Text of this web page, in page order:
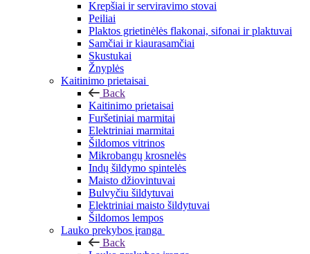
Krepšiai ir serviravimo stovai
Peiliai
Plaktos grietinėlės flakonai, sifonai ir plaktuvai
Samčiai ir kiaurasamčiai
Skustukai
Žnyplės
Kaitinimo prietaisai
Back
Kaitinimo prietaisai
Furšetiniai marmitai
Elektriniai marmitai
Šildomos vitrinos
Mikrobangų krosnelės
Indų šildymo spintelės
Maisto džiovintuvai
Bulvyčiu šildytuvai
Elektriniai maisto šildytuvai
Šildomos lempos
Lauko prekybos įranga
Back